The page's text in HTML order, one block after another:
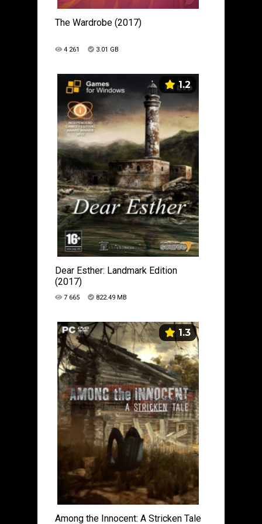
The Wardrobe (2017)
4 261 3.01 GB
1.2
Dear Esther: Landmark Edition
(2017)
7 665 822.49 MB
1.3
Among the Innocent: A Stricken Tale